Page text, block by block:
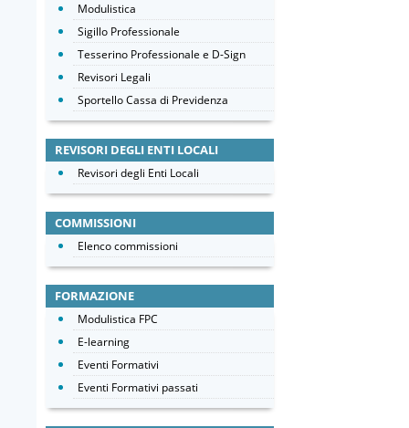
Modulistica
Sigillo Professionale
Tesserino Professionale e D-Sign
Revisori Legali
Sportello Cassa di Previdenza
REVISORI DEGLI ENTI LOCALI
Revisori degli Enti Locali
COMMISSIONI
Elenco commissioni
FORMAZIONE
Modulistica FPC
E-learning
Eventi Formativi
Eventi Formativi passati